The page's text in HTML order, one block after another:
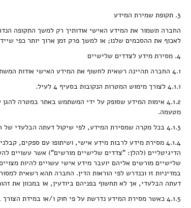
3. תקופת שמירת המידע
החברה תשמור את המידע האישי אודותיך רק למשך התקופה
לאכוף את ההסכמים שלנו; או למשך פרק זמן ארוך יותר כפי
4. מסירת מידע לצדדים שלישיים
4.1 החברה תהיינה רשאית לחשוף את המידע האישי אודות המשתמש, כולו או חלקו, לצדדים שלישיים, במקרים המפורטים להלן:
4.1.1 לצורך מימוש המטרות הנקובות בסעיף 4 לעיל.
4.1.2 אימות המידע שסופק על ידי המשתמש באתר במטרה
מטעמה.
4.1.3 בכל מקרה שמסירת המידע, לפי שיקול דעתה הבלעדי של החברה, נחוץ כדי לשמור או למנוע נזק לגוף המשתמש או רכוש המשתמש או כדי למנוע נזק לגוף/רכוש צד שלישי.
שלישיים מורשים אליהם יועבר מידע אישי עשויים להיות
במדיניות זו וכנדרש לפי הוראות הדין. החברה תהא רשאית
דעתה הבלעדי, אך לא תחשוף בפניהם ביודעין, או במכוון את
4.1.5 כאשר מסירת המידע נדרשת על פי חוק ו/או במידת הצורך במסגרת הליכים משפטיים, לרבות במקרה שבו יתקבל צו שיפוטי המורה למסור את פרטי המשתמש או את המידע אודות המשתמש לצד שלישי.